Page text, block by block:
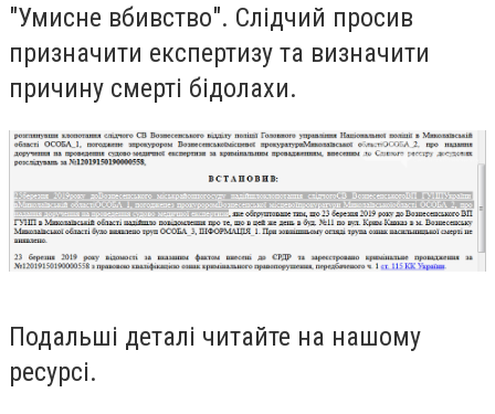
"Умисне вбивство". Слідчий просив
призначити експертизу та визначити
причину смерті бідолахи.
Подальші деталі читайте на нашому
ресурсі.